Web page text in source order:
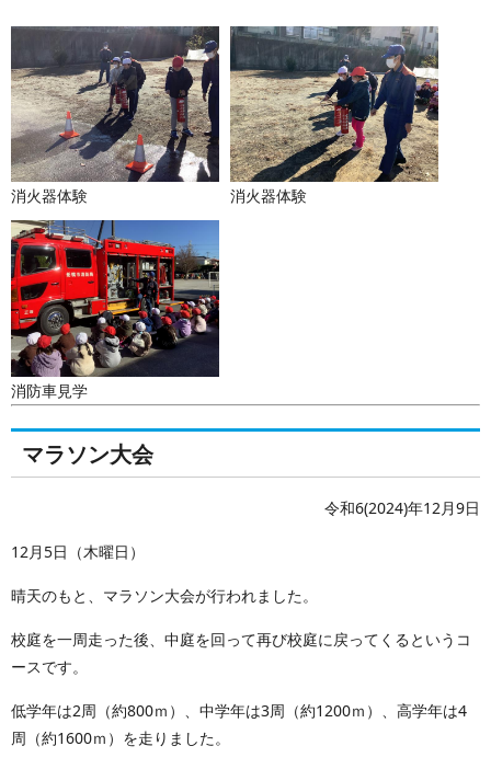
消火器体験 消火器体験
消防車見学
マラソン大会
令和6(2024)年12月9日
12月5日（木曜日）
晴天のもと、マラソン大会が行われました。
校庭を一周走った後、中庭を回って再び校庭に戻ってくるというコ
ースです。
低学年は2周（約800ｍ）、中学年は3周（約1200ｍ）、高学年は4
周（約1600ｍ）を走りました。